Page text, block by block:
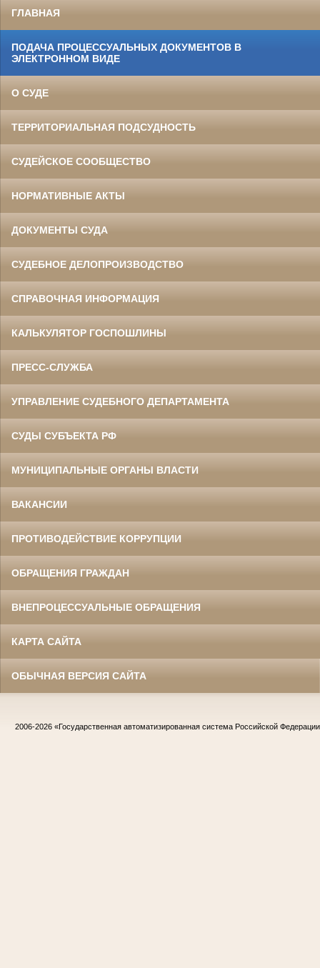
ГЛАВНАЯ
ПОДАЧА ПРОЦЕССУАЛЬНЫХ ДОКУМЕНТОВ В
ЭЛЕКТРОННОМ ВИДЕ
О СУДЕ
ТЕРРИТОРИАЛЬНАЯ ПОДСУДНОСТЬ
СУДЕЙСКОЕ СООБЩЕСТВО
НОРМАТИВНЫЕ АКТЫ
ДОКУМЕНТЫ СУДА
СУДЕБНОЕ ДЕЛОПРОИЗВОДСТВО
СПРАВОЧНАЯ ИНФОРМАЦИЯ
КАЛЬКУЛЯТОР ГОСПОШЛИНЫ
ПРЕСС-СЛУЖБА
УПРАВЛЕНИЕ СУДЕБНОГО ДЕПАРТАМЕНТА
СУДЫ СУБЪЕКТА РФ
МУНИЦИПАЛЬНЫЕ ОРГАНЫ ВЛАСТИ
ВАКАНСИИ
ПРОТИВОДЕЙСТВИЕ КОРРУПЦИИ
ОБРАЩЕНИЯ ГРАЖДАН
ВНЕПРОЦЕССУАЛЬНЫЕ ОБРАЩЕНИЯ
КАРТА САЙТА
ОБЫЧНАЯ ВЕРСИЯ САЙТА
2006-2026 «Государственная автоматизированная система Российской